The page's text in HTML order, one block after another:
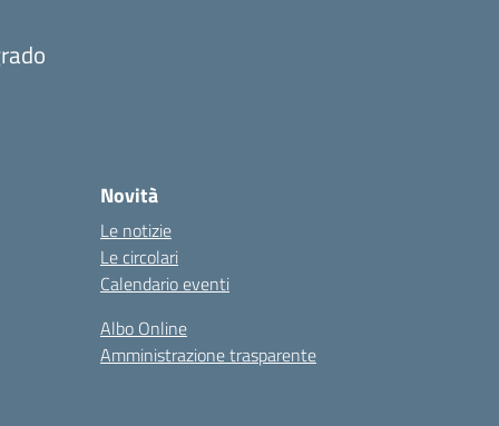
Novità
Le notizie
Le circolari
Calendario eventi
Albo Online
Amministrazione trasparente